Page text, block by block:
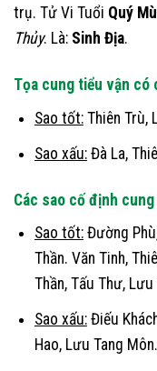
trụ. Tử Vi Tuổi Quý
Thủy. Là: Sinh Địa.
Tọa cung tiểu vận có
Sao tốt:Thiên Trù,
Sao xấu:Đà La,
Các sao cố định
Sao tốt:Đường
Thần. Văn Tinh,
Thần, Tấu Thư,
Sao xấu:Điếu
Hao, Lưu Tang Môn.